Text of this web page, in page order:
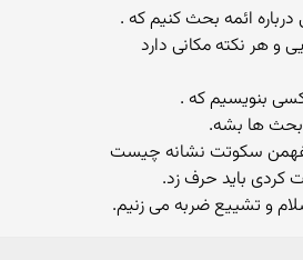
ائمه بحث کنیم که .
هر نکته مکانی دارد
بنویسیم که .
بحث ها بشه.
سکوتت نشانه چیست
باید حرف زد.
و تشییع ضربه می زنیم.